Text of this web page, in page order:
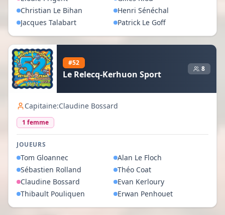
Christian Le Bihan Henri Sénéchal
Jacques Talabart Patrick Le Goff
#52
Le Relecq-Kerhuon Sport
8
Capitaine:Claudine Bossard
1 femme
JOUEURS
Tom Gloannec Alan Le Floch
Sébastien Rolland Théo Coat
Claudine Bossard Evan Kerloury
Thibault Pouliquen Erwan Penhouet